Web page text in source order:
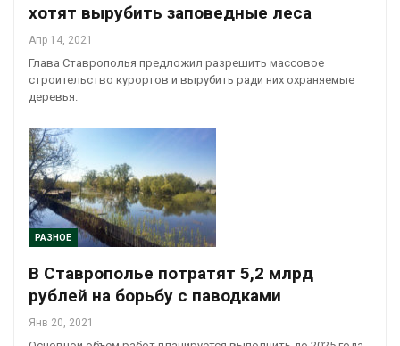
хотят вырубить заповедные леса
Апр 14, 2021
Глава Ставрополья предложил разрешить массовое
строительство курортов и вырубить ради них охраняемые
деревья.
РАЗНОЕ
В Ставрополье потратят 5,2 млрд
рублей на борьбу с паводками
Янв 20, 2021